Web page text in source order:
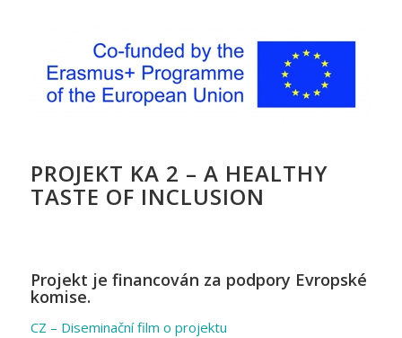
PROJEKT KA 2 – A HEALTHY
TASTE OF INCLUSION
Projekt je financován za podpory Evropské
komise.
CZ – Diseminační film o projektu